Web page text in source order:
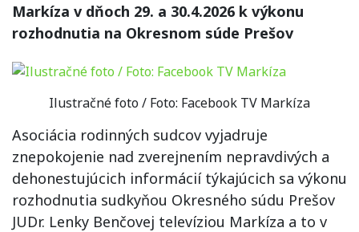
Markíza v dňoch 29. a 30.4.2026 k výkonu
rozhodnutia na Okresnom súde Prešov
Ilustračné foto / Foto: Facebook TV Markíza
Asociácia rodinných sudcov vyjadruje
znepokojenie nad zverejnením nepravdivých a
dehonestujúcich informácií týkajúcich sa výkonu
rozhodnutia sudkyňou Okresného súdu Prešov
JUDr. Lenky Benčovej televíziou Markíza a to v